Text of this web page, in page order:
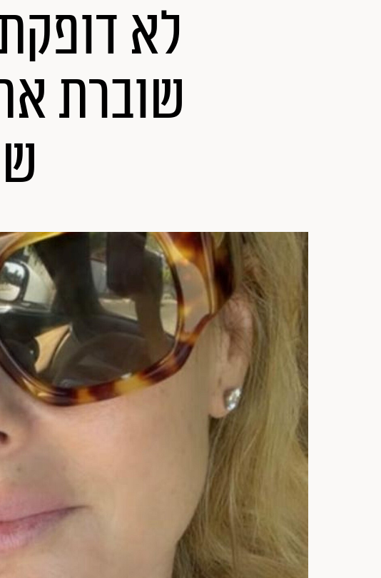
לא
שוברת